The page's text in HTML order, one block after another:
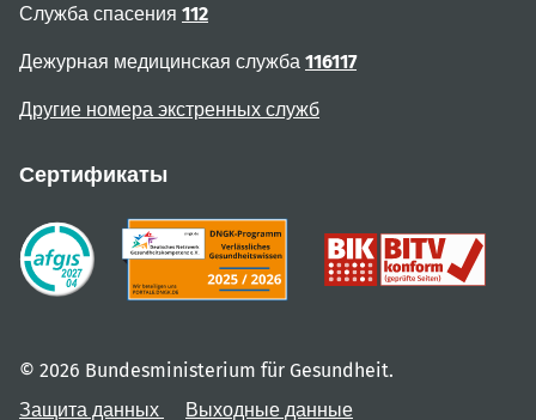
Служба спасения 112
Дежурная медицинская служба 116117
Другие номера экстренных служб
Сертификаты
© 2026 Bundesministerium für Gesundheit.
Защита данных
Выходные данные